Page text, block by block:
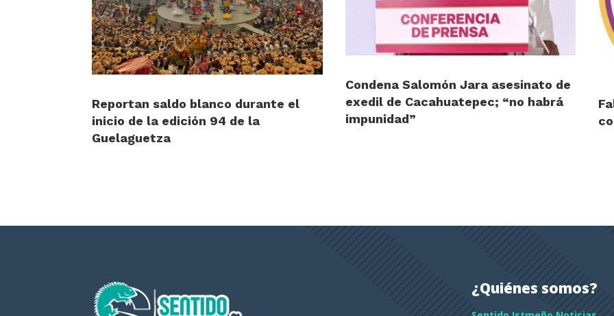
Reportan saldo blanco durante el
inicio de la edición 94 de la
Guelaguetza
Condena Salomón Jara asesinato de
exedil de Cacahuatepec; “no habrá
impunidad”
¿Quiénes somos?